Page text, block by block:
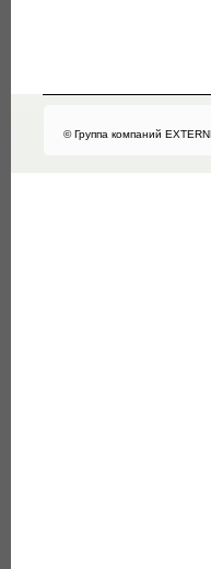
© Группа компаний